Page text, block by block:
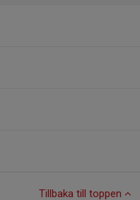
Tillbaka till toppen